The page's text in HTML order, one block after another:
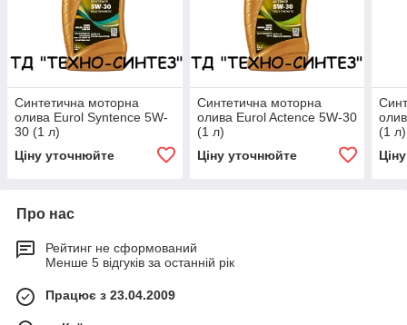
Синтетична моторна
олива Eurol Syntence 5W-
30 (1 л)
Ціну уточнюйте
Синтетична моторна
олива Eurol Actence 5W-30
(1 л)
Ціну уточнюйте
(1 л)
Про нас
Рейтинг не сформований
Менше 5 відгуків за останній рік
Працює з 23.04.2009